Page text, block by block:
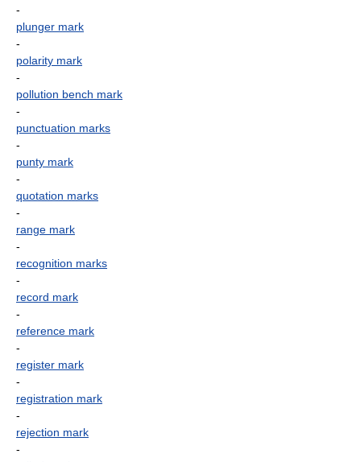
-
plunger mark
-
polarity mark
-
pollution bench mark
-
punctuation marks
-
punty mark
-
quotation marks
-
range mark
-
recognition marks
-
record mark
-
reference mark
-
register mark
-
registration mark
-
rejection mark
-